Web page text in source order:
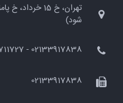
شود)
02133917838 - 09012711727
02133917838